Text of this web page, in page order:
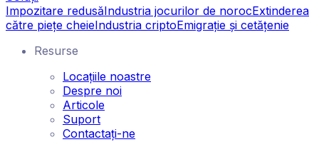
Impozitare redusăIndustria jocurilor de norocExtinderea
către piețe cheieIndustria criptoEmigrație și cetățenie
Resurse
Locațiile noastre
Despre noi
Articole
Suport
Contactați-ne